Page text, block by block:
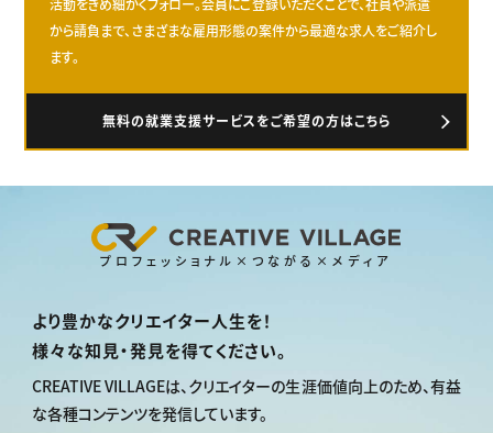
活動をきめ細かくフォロー。会員にご登録いただくことで、社員や派遣
から請負まで、さまざまな雇用形態の案件から最適な求人をご紹介し
ます。
無料の就業支援サービスをご希望の方はこちら
プロフェッショナル×つながる×メディア
より豊かなクリエイター人生を！
様々な知見・発見を得てください。
CREATIVE VILLAGEは、クリエイターの生涯価値向上のため、有益
な各種コンテンツを発信しています。